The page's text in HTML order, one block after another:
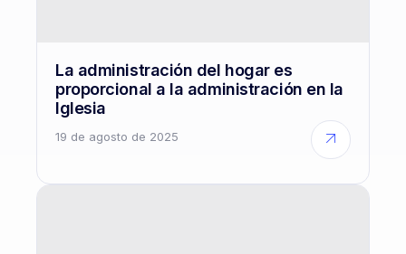
La administración del hogar es
proporcional a la administración en la
Iglesia
19 de agosto de 2025